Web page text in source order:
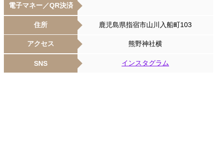
電子マネー／QR決済
住所 鹿児島県指宿市山川入船町103
アクセス 熊野神社横
SNS インスタグラム